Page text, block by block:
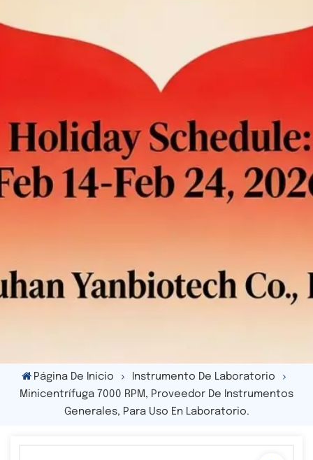
Página De Inicio
Instrumento De Laboratorio
Minicentrífuga 7000 RPM, Proveedor De Instrumentos
Generales, Para Uso En Laboratorio.